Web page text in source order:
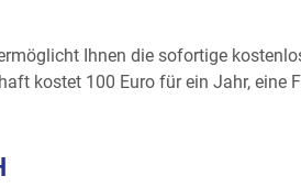
Ihnen die sofortige
kostet 100 Euro für ein Jahr,